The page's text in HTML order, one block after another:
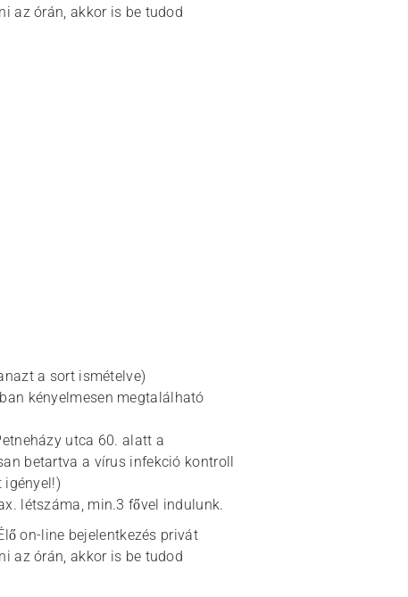
az órán, akkor is be tudod
a sort ismételve)
kényelmesen megtalálható
utca 60. alatt a
betartva a vírus infekció kontroll
igényel!)
létszáma, min.3 fővel indulunk.
on-line bejelentkezés privát
az órán, akkor is be tudod